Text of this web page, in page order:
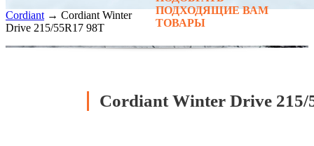
ПОДХОДЯЩИЕ ВАМ
ТОВАРЫ
Cordiant → Cordiant Winter
Drive 215/55R17 98T
Cordiant Winter Drive 215/